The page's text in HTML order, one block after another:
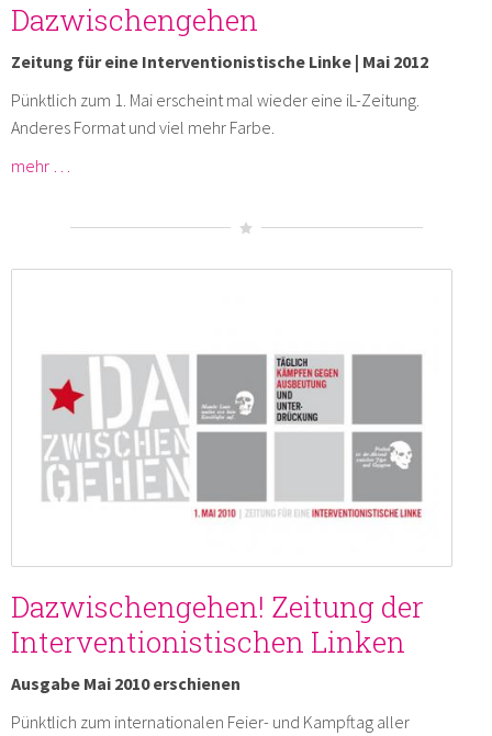
Dazwischengehen
Zeitung für eine Interventionistische Linke | Mai 2012
Pünktlich zum 1. Mai erscheint mal wieder eine iL-Zeitung.
Anderes Format und viel mehr Farbe.
mehr …
Dazwischengehen! Zeitung der
Interventionistischen Linken
Ausgabe Mai 2010 erschienen
Pünktlich zum internationalen Feier- und Kampftag aller